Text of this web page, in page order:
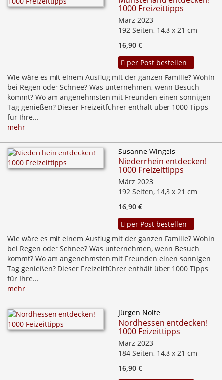
1000 Freizeittipps
März 2023
192 Seiten, 14,8 x 21 cm
16,90 €
per Post bestellen
Wie wäre es mit einem Ausflug mit der ganzen Familie? Wohin
bei Regen oder Schnee? Was unternehmen, wenn Besuch
kommt? Wo am angenehmsten mit Freunden einen sonnigen
Tag genießen? Dieser Freizeitführer enthält über 1000 Tipps
für Ihre...
mehr
Susanne Wingels
Niederrhein entdecken!
1000 Freizeittipps
März 2023
192 Seiten, 14,8 x 21 cm
16,90 €
per Post bestellen
Wie wäre es mit einem Ausflug mit der ganzen Familie? Wohin
bei Regen oder Schnee? Was unternehmen, wenn Besuch
kommt? Wo am angenehmsten mit Freunden einen sonnigen
Tag genießen? Dieser Freizeitführer enthält über 1000 Tipps
für Ihre...
mehr
Jürgen Nolte
Nordhessen entdecken!
1000 Feizeittipps
März 2023
184 Seiten, 14,8 x 21 cm
16,90 €